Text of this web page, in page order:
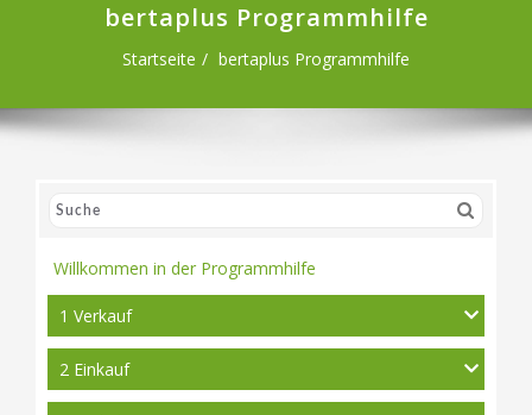
bertaplus Programmhilfe
Startseite bertaplus Programmhilfe
Willkommen in der Programmhilfe
1 Verkauf
2 Einkauf